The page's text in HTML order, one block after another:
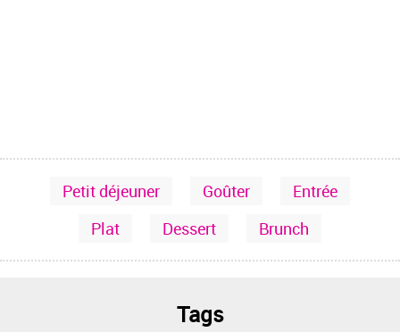
Petit déjeuner Goûter
Entrée
Plat
Dessert Brunch
Tags